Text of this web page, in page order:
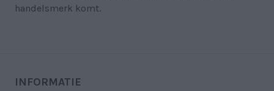
handelsmerk komt.
INFORMATIE